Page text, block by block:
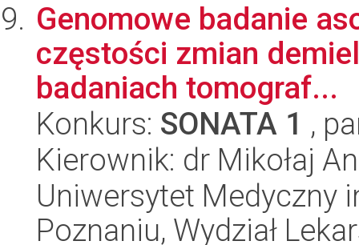
Genomowe badanie
częstości zmian
badaniach tomograf...
Konkurs: SONATA 1 ,
Kierownik: dr Mikołaj
Uniwersytet Medyczny
Poznaniu, Wydział